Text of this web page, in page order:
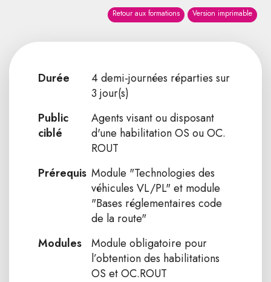
Retour aux formations Version imprimable
Durée
4 demi-journées réparties sur
3 jour(s)
Public
ciblé
Agents visant ou disposant
d'une habilitation OS ou OC.
ROUT
Prérequis Module "Technologies des
véhicules VL/PL" et module
"Bases réglementaires code
de la route"
Modules
Module obligatoire pour
l’obtention des habilitations
OS et OC.ROUT